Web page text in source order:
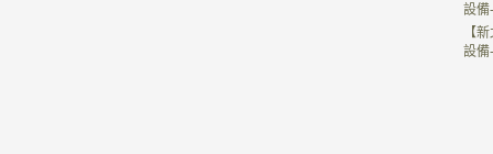
設備
【
設備